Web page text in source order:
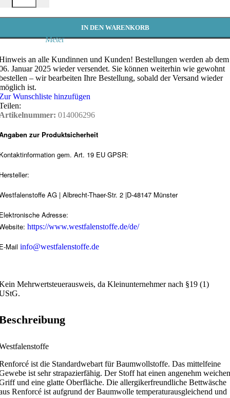
Meter
IN DEN WARENKORB
an alle Kundinnen und Kunden! Bestellungen werden ab dem
Januar 2025 wieder versendet. Sie können weiterhin wie gewohnt
– wir bearbeiten Ihre Bestellung, sobald der Versand wieder
ist.
Wunschliste hinzufügen
014006296
zur Produktsicherheit
gem. Art. 19 EU GPSR:
AG | Albrecht-Thaer-Str. 2 |D-48147 Münster
Adresse:
https://www.westfalenstoffe.de/de/
Mail info@westfalenstoffe.de
Mehrwertsteuerausweis, da Kleinunternehmer nach §19 (1)
ist die Standardwebart für Baumwollstoffe. Das mittelfeine
ist sehr strapazierfähig. Der Stoff hat einen angenehm weichen
und eine glatte Oberfläche. Die allergikerfreundliche Bettwäsche
Renforcé ist aufgrund der Baumwolle temperaturausgleichend und